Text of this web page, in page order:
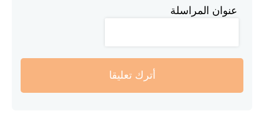
عنوان المراسلة
أترك تعليقا